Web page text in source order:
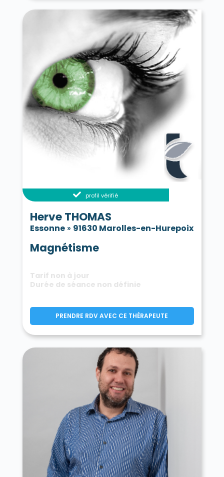
profil vérifié
Herve THOMAS
Essonne» 91630 Marolles-en-Hurepoix
Magnétisme
Tarif non à jour
Durée de séance non définie
PRENDRE RDV AVEC CE THÉRAPEUTE